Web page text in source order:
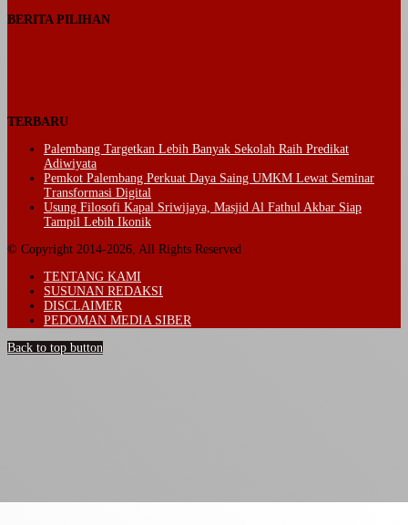
BERITA PILIHAN
TERBARU
Palembang Targetkan Lebih Banyak Sekolah Raih Predikat
Adiwiyata
Pemkot Palembang Perkuat Daya Saing UMKM Lewat Seminar
Transformasi Digital
Usung Filosofi Kapal Sriwijaya, Masjid Al Fathul Akbar Siap
Tampil Lebih Ikonik
© Copyright 2014-2026, All Rights Reserved
TENTANG KAMI
SUSUNAN REDAKSI
DISCLAIMER
PEDOMAN MEDIA SIBER
Back to top button